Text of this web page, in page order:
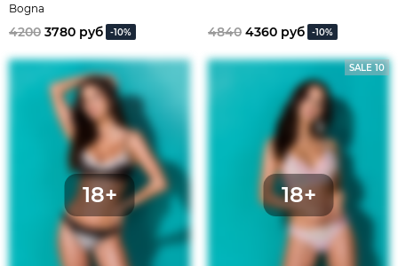
Bogna
4200 3780 руб -10% 4840 4360 руб -10%
SALE 10